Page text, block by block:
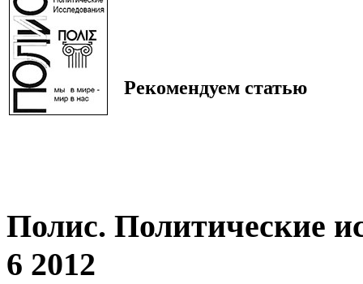
Рекомендуем статью
Полис. Политические
6 2012